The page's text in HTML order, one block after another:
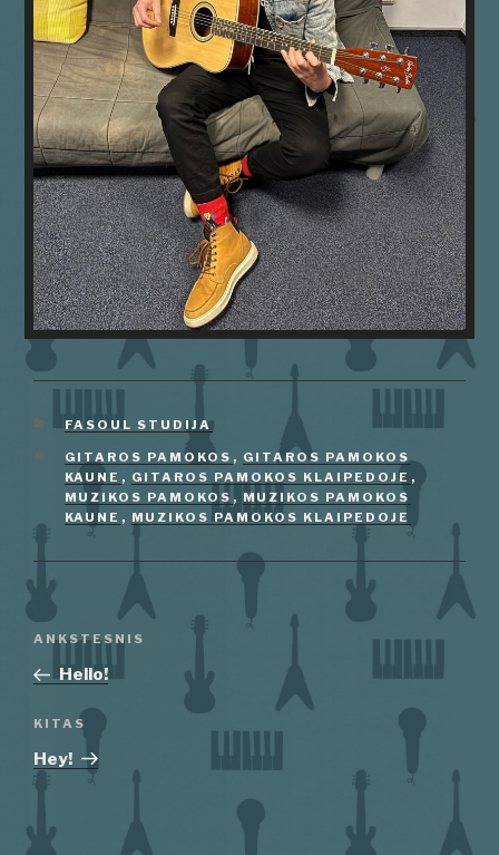
KATEGORIJOS
FASOUL STUDIJA
ŽYMOS
GITAROS PAMOKOS , GITAROS PAMOKOS
KAUNE , GITAROS PAMOKOS KLAIPEDOJE ,
MUZIKOS PAMOKOS , MUZIKOS PAMOKOS
KAUNE , MUZIKOS PAMOKOS KLAIPEDOJE
Navigacija
tarp
įrašų
Ankstesnis
įrašas
ANKSTESNIS
Hello!
Kitas
įrašas
KITAS
Hey!